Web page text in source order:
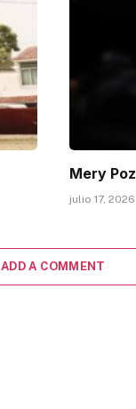
Mery
julio 17, 2026
ADD A COMMENT